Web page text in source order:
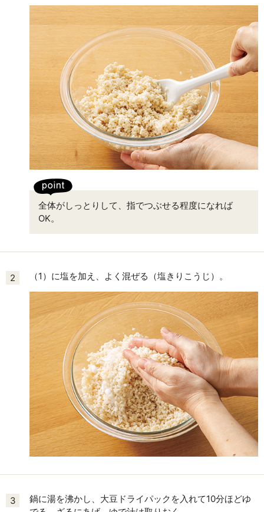
全体がしっとりして、指でつぶせる程度になれば
OK。
2 （1）に塩を加え、よく混ぜる（塩きりこうじ）。
3
鍋に湯を沸かし、大豆ドライパックを入れて10分ほどゆ